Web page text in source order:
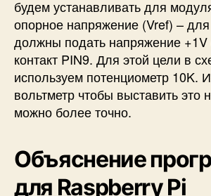
будем устанавливать для
опорное напряжение (Vref) –
должны подать напряжение +1V
контакт PIN9. Для этой цели в
используем потенциометр 10K.
вольтметр чтобы выставить это
можно более точно.
Объяснение
для Raspberry Pi